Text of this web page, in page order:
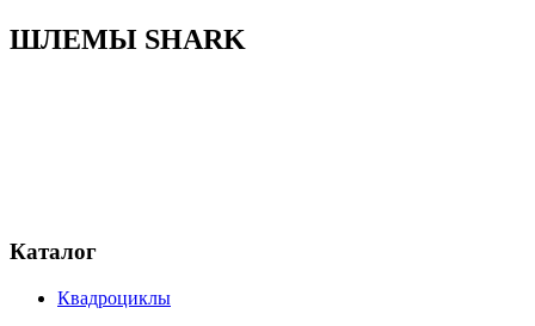
ШЛЕМЫ SHARK
Каталог
Квадроциклы